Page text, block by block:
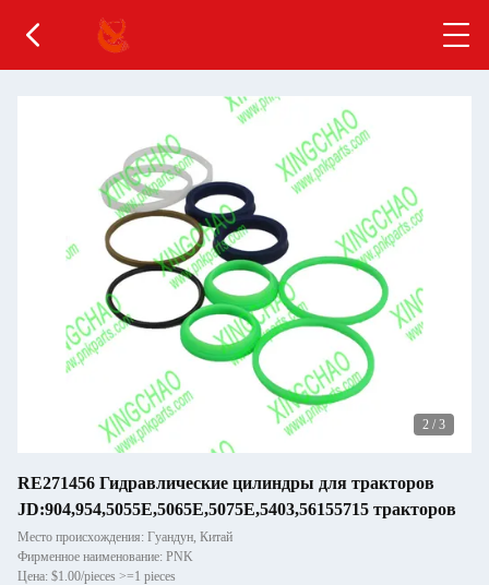
2 / 3
RE271456 Гидравлические цилиндры для тракторов
JD:904,954,5055E,5065E,5075E,5403,56155715 тракторов
Место происхождения: Гуандун, Китай
Фирменное наименование: PNK
Цена: $1.00/pieces >=1 pieces